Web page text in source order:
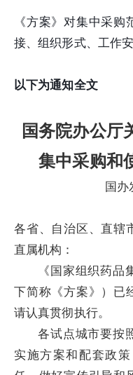
《方案》对集中采
接、组织形式、工作
以下为通知全文
国务院办公厅
集中采购和
国办
各省、自治区、直辖
直属机构：
《国家组织药
下简称《方案》）已
请认真贯彻执行。
各试点城市要按
实施方案和配套政